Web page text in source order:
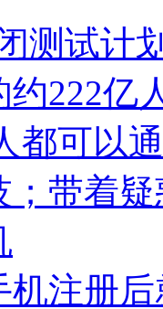
测试计
222亿
都可以
；带着
机注册